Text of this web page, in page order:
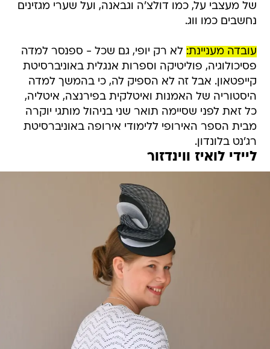
של מעצבי על, כמו דולצ'ה וגבאנה, ועל שערי מגזינים
נחשבים כמו ווג.
עובדה מעניינת: לא רק יופי, גם שכל - ספנסר למדה
פסיכולוגיה, פוליטיקה וספרות אנגלית באוניברסיטת
קייפטאון. אבל זה לא הספיק לה, כי בהמשך למדה
היסטוריה של האמנות ואיטלקית בפירנצה, איטליה,
כל זאת לפני שסיימה תואר שני בניהול מותגי יוקרה
מבית הספר האירופי ללימודי אירופה באוניברסיטת
רג'נט בלונדון.
ליידי לואיז ווינדזור